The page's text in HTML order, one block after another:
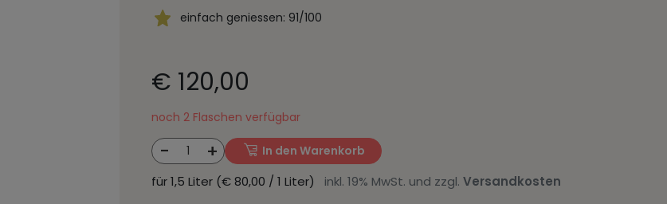
einfach geniessen: 91/100
€ 120,00
noch 2 Flaschen verfügbar
- 1 + In den Warenkorb
für 1,5 Liter (€ 80,00 / 1 Liter) inkl. 19% MwSt. und zzgl. Versandkosten